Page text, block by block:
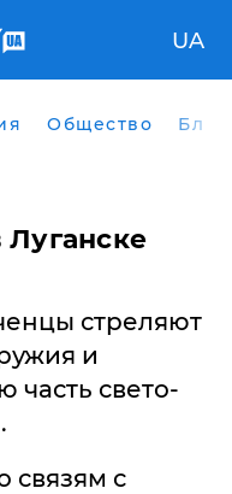
UA
Общество
Луганске
стреляют
и
часть свето-
связям с